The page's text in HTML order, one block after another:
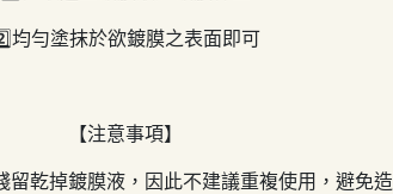
均勻塗抹於欲鍍膜之表面即可
【注意事項】
乾掉鍍膜液，因此不建議重複使用，避免造